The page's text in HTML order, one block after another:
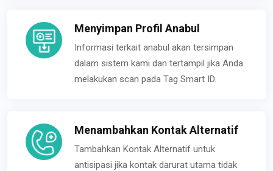
Menyimpan Profil Anabul
Informasi terkait anabul akan tersimpan
dalam sistem kami dan tertampil jika Anda
melakukan scan pada Tag Smart ID.
Menambahkan Kontak Alternatif
Tambahkan Kontak Alternatif untuk
antisipasi jika kontak darurat utama tidak